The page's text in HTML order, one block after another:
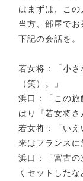
はまずは、この
当方、部屋で
下記の会話を。
若女将：「小さ
（笑）。」
浜口：「この
はり『若女将さ
若女将：「い
来はフランスに
浜口：「宮古
くセットしたな